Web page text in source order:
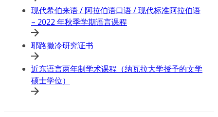
现代希伯来语 / 阿拉伯语口语 / 现代标准阿拉伯语
– 2022 年秋季学期语言课程
耶路撒冷研究证书
近东语言两年制学术课程（纳瓦拉大学授予的文学
硕士学位）